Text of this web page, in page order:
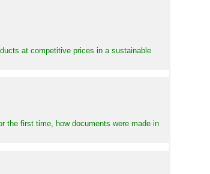
at competitive prices in a sustainable
the first time, how documents were made in